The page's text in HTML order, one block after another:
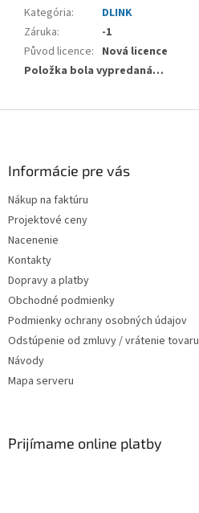
Kategória:
DLINK
Záruka:
-1
Původ licence: Nová licence
Položka bola vypredaná…
Informácie pre vás
Nákup na faktúru
Projektové ceny
Nacenenie
Kontakty
Dopravy a platby
Obchodné podmienky
Podmienky ochrany osobných údajov
Odstúpenie od zmluvy / vrátenie tovaru
Návody
Mapa serveru
Prijímame online platby